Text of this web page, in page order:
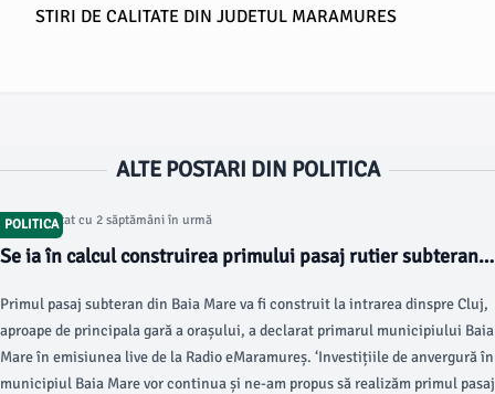
STIRI DE CALITATE DIN JUDETUL MARAMURES
ALTE POSTARI DIN POLITICA
POLITICA
Articol postat cu 2 săptămâni în urmă
Se ia în calcul construirea primului pasaj rutier subteran
Primul pasaj subteran din Baia Mare va fi construit la intrarea dinspre Cluj,
aproape de principala gară a orașului, a declarat primarul municipiului Baia
Mare în emisiunea live de la Radio eMaramureș. ‘Investițiile de anvergură în
municipiul Baia Mare vor continua și ne-am propus să realizăm primul pasaj